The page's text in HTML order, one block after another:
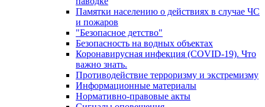
Памятки населению о действиях в случае ЧС
и пожаров
"Безопасное детство"
Безопасность на водных объектах
Коронавирусная инфекция (COVID-19). Что
важно знать.
Противодействие терроризму и экстремизму
Информационные материалы
Нормативно-правовые акты